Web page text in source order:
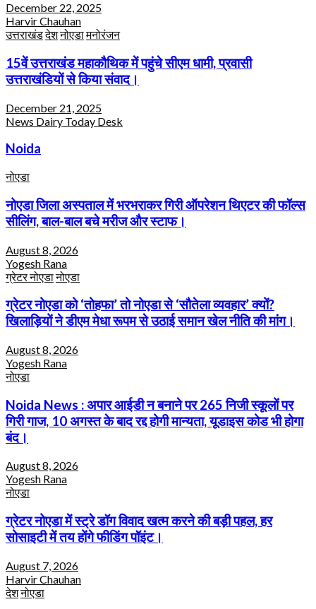
December 22, 2025
Harvir Chauhan
उत्तराखंडदेशनोएडामनोरंजन
15वें उत्तराखंड महाकौथिक में पहुंचे सीएम धामी, प्रवासी
उत्तराखंडियों से किया संवाद।
December 21, 2025
News Dairy Today Desk
Noida
नोएडा
नोएडा जिला अस्पताल में भरभराकर गिरी ऑपरेशन थिएटर की फॉल्स
सीलिंग, बाल-बाल बचे मरीज और स्टाफ।
August 8, 2026
Yogesh Rana
ग्रेटर नोएडानोएडा
ग्रेटर नोएडा को ‘तोहफा’ तो नोएडा से ‘सौतेला व्यवहार’ क्यों?
खिलाड़ियों ने डीएम मेधा रूपम से उठाई समान खेल नीति की मांग।
August 8, 2026
Yogesh Rana
नोएडा
Noida News : अपार आईडी न बनाने पर 265 निजी स्कूलों पर
गिरी गाज, 10 अगस्त के बाद रद्द होगी मान्यता, यूडाइस कोड भी होगा
बंद।
August 8, 2026
Yogesh Rana
नोएडा
ग्रेटर नोएडा में स्ट्रे डॉग विवाद खत्म करने की बड़ी पहल, हर
सोसाइटी में तय होंगे फीडिंग पॉइंट।
August 7, 2026
Harvir Chauhan
देशनोएडा